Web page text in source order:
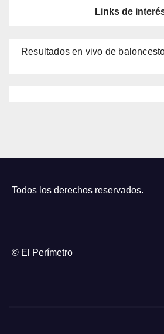
Links de
Resultados en vivo de
Todos los derechos reservados.
© El Perímetro